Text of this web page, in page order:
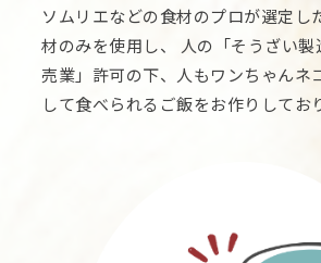
ソムリエなどの食材のプロが選定し
材のみを使用し、 人の「そうざい
売業」許可の下、人もワンちゃんネ
して食べられるご飯をお作りしてお